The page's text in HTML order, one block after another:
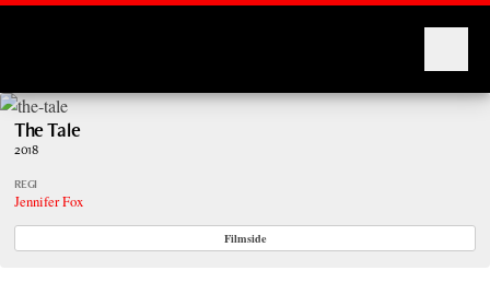
The Tale
2018
REGI
Jennifer Fox
Filmside